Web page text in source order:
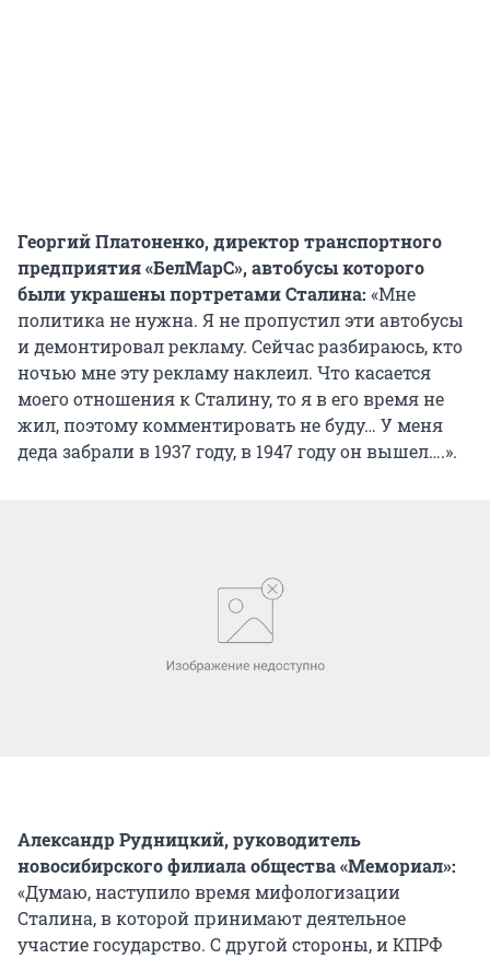
Георгий Платоненко, директор транспортного
предприятия «БелМарС», автобусы которого
были украшены портретами Сталина: «Мне
политика не нужна. Я не пропустил эти автобусы
и демонтировал рекламу. Сейчас разбираюсь, кто
ночью мне эту рекламу наклеил. Что касается
моего отношения к Сталину, то я в его время не
жил, поэтому комментировать не буду… У меня
деда забрали в 1937 году, в 1947 году он вышел….».
Александр Рудницкий, руководитель
новосибирского филиала общества «Мемориал»:
«Думаю, наступило время мифологизации
Сталина, в которой принимают деятельное
участие государство. С другой стороны, и КПРФ